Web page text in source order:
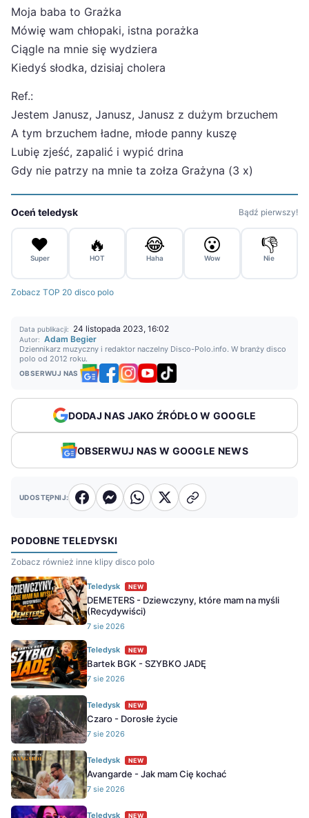
Moja baba to Grażka
Mówię wam chłopaki, istna porażka
Ciągle na mnie się wydziera
Kiedyś słodka, dzisiaj cholera
Ref.:
Jestem Janusz, Janusz, Janusz z dużym brzuchem
A tym brzuchem ładne, młode panny kuszę
Lubię zjeść, zapalić i wypić drina
Gdy nie patrzy na mnie ta zołza Grażyna (3 x)
Oceń teledysk Bądź pierwszy!
❤️
Super
🔥
HOT
😂
Haha
😮
Wow
👎
Nie
Zobacz TOP 20 disco polo
Data publikacji: 24 listopada 2023, 16:02
Autor: Adam Begier
Dziennikarz muzyczny i redaktor naczelny Disco-Polo.info. W branży disco
polo od 2012 roku.
OBSERWUJ NAS
DODAJ NAS JAKO ŹRÓDŁO W GOOGLE
OBSERWUJ NAS W GOOGLE NEWS
UDOSTĘPNIJ:
PODOBNE TELEDYSKI
Zobacz również inne klipy disco polo
Teledysk NEW
DEMETERS - Dziewczyny, które mam na myśli
(Recydywiści)
7 sie 2026
Teledysk NEW
Bartek BGK - SZYBKO JADĘ
7 sie 2026
Teledysk NEW
Czaro - Dorosłe życie
7 sie 2026
Teledysk NEW
Avangarde - Jak mam Cię kochać
7 sie 2026
Teledysk NEW